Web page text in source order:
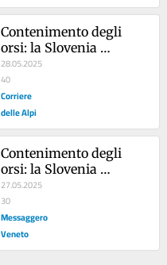
Contenimento degli
orsi: la Slovenia
abbatterà 206 esemplari
in un anno
28.05.2025
40
Corriere
delle Alpi
Contenimento degli
orsi: la Slovenia
abbatterà 206 esemplari
in un anno
27.05.2025
30
Messaggero
Veneto